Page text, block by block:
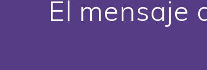
El mensaje